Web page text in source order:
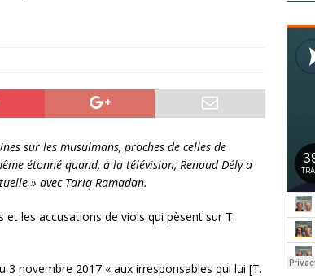
sur les musulmans, proches de celles de
étonné quand, à la télévision, Renaud Dély a
» avec Tariq Ramadan.
les accusations de viols qui pèsent sur T.
3 novembre 2017 « aux irresponsables qui lui [T.